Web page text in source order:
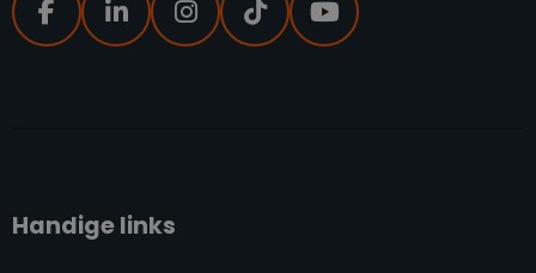
Handige links